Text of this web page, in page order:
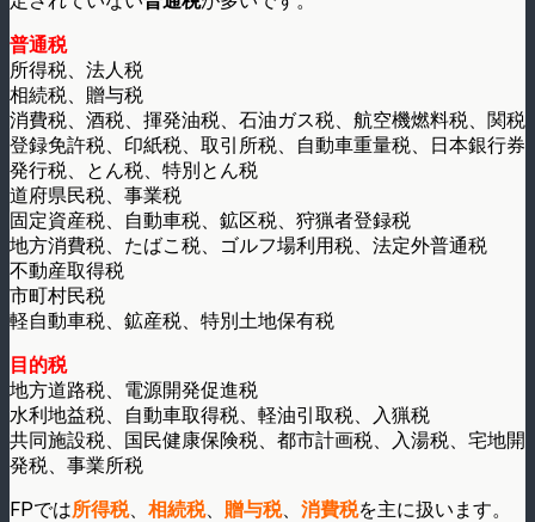
普通税
所得税、法人税
相続税、贈与税
消費税、酒税、揮発油税、石油ガス税、航空機燃料税、関税
登録免許税、印紙税、取引所税、自動車重量税、日本銀行券
発行税、とん税、特別とん税
道府県民税、事業税
固定資産税、自動車税、鉱区税、狩猟者登録税
地方消費税、たばこ税、ゴルフ場利用税、法定外普通税
不動産取得税
市町村民税
軽自動車税、鉱産税、特別土地保有税
目的税
地方道路税、電源開発促進税
水利地益税、自動車取得税、軽油引取税、入猟税
共同施設税、国民健康保険税、都市計画税、入湯税、宅地開
発税、事業所税
FPでは所得税、 相続税、 贈与税、 消費税を主に扱います。